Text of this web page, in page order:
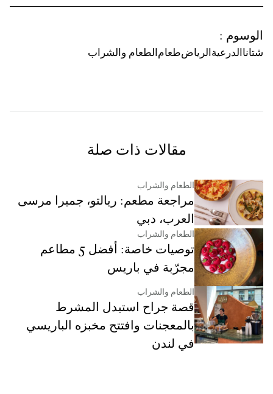
الوسوم :
شتانا الدرعية الرياضطعام الطعام والشراب
مقالات ذات صلة
الطعام والشراب
مراجعة مطعم: ريالتو، جميرا مرسى
العرب، دبي
الطعام والشراب
توصيات خاصة: أفضل 5 مطاعم
مجرّبة في باريس
الطعام والشراب
قصة جراح استبدل المشرط
بالمعجنات وافتتح مخبزه الباريسي
في لندن